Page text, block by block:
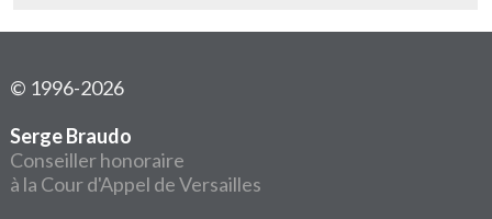
© 1996-2026
Serge Braudo
Conseiller honoraire
à la Cour d'Appel de Versailles